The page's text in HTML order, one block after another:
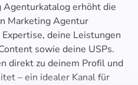
Agenturkatalog erhöht die
Marketing Agentur
deine Leistungen
sowie deine USPs.
direkt zu deinem Profil und
– ein idealer Kanal für